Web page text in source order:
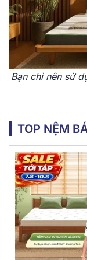
Bạn chỉ nên sử
TOP NỆM